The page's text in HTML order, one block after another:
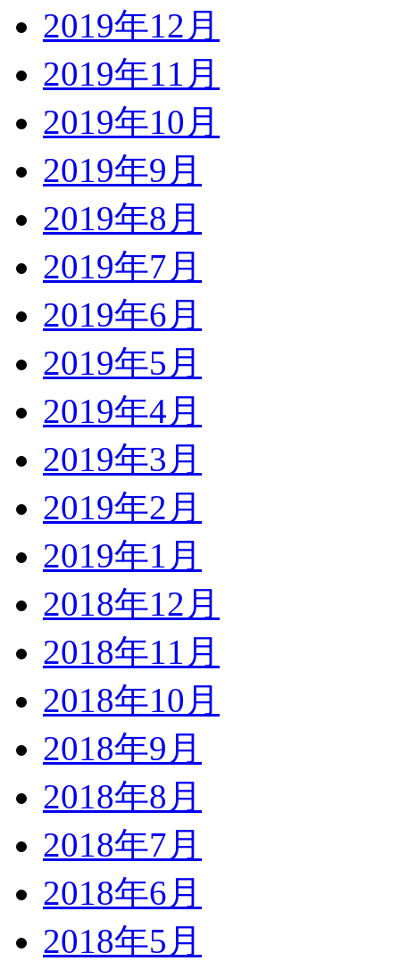
2019年12月
2019年11月
2019年10月
2019年9月
2019年8月
2019年7月
2019年6月
2019年5月
2019年4月
2019年3月
2019年2月
2019年1月
2018年12月
2018年11月
2018年10月
2018年9月
2018年8月
2018年7月
2018年6月
2018年5月